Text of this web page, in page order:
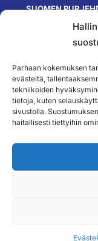
Parhaan kokemuksen
evästeitä,
tekniikoiden
tietoja, kuten
sivustolla.
haitallisesti tiettyihin
SUOMEN
Olympiastadion
Paavo Nurmen tie 1
Yhteystiedot
SEURAA